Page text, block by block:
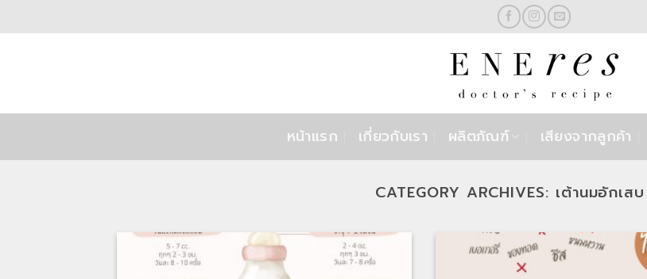
to
หน้าแรก เกี่ยวกับเรา ผลิตภัณฑ์ เสียงจากลูกค้า
CATEGORY ARCHIVES: เต้านมอักเส